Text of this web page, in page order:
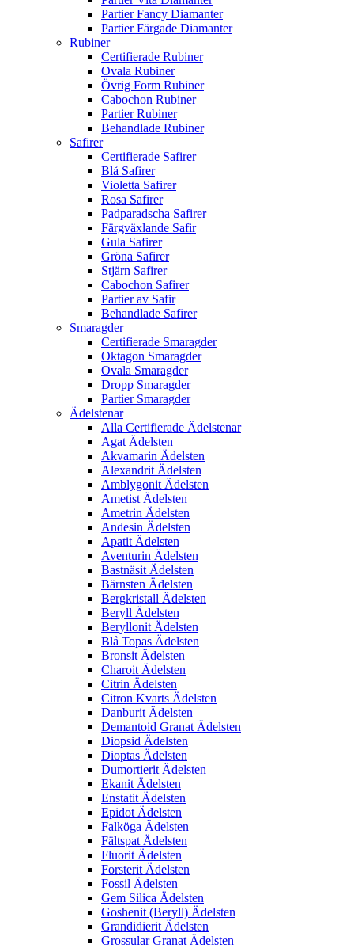
Partier Fancy Diamanter
Partier Färgade Diamanter
Rubiner
Certifierade Rubiner
Ovala Rubiner
Övrig Form Rubiner
Cabochon Rubiner
Partier Rubiner
Behandlade Rubiner
Safirer
Certifierade Safirer
Blå Safirer
Violetta Safirer
Rosa Safirer
Padparadscha Safirer
Färgväxlande Safir
Gula Safirer
Gröna Safirer
Stjärn Safirer
Cabochon Safirer
Partier av Safir
Behandlade Safirer
Smaragder
Certifierade Smaragder
Oktagon Smaragder
Ovala Smaragder
Dropp Smaragder
Partier Smaragder
Ädelstenar
Alla Certifierade Ädelstenar
Agat Ädelsten
Akvamarin Ädelsten
Alexandrit Ädelsten
Amblygonit Ädelsten
Ametist Ädelsten
Ametrin Ädelsten
Andesin Ädelsten
Apatit Ädelsten
Aventurin Ädelsten
Bastnäsit Ädelsten
Bärnsten Ädelsten
Bergkristall Ädelsten
Beryll Ädelsten
Beryllonit Ädelsten
Blå Topas Ädelsten
Bronsit Ädelsten
Charoit Ädelsten
Citrin Ädelsten
Citron Kvarts Ädelsten
Danburit Ädelsten
Demantoid Granat Ädelsten
Diopsid Ädelsten
Dioptas Ädelsten
Dumortierit Ädelsten
Ekanit Ädelsten
Enstatit Ädelsten
Epidot Ädelsten
Falköga Ädelsten
Fältspat Ädelsten
Fluorit Ädelsten
Forsterit Ädelsten
Fossil Ädelsten
Gem Silica Ädelsten
Goshenit (Beryll) Ädelsten
Grandidierit Ädelsten
Grossular Granat Ädelsten